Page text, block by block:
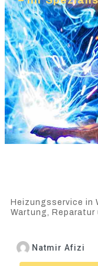
Heizungsservice in
Wartung, Reparatur
Natmir Afizi